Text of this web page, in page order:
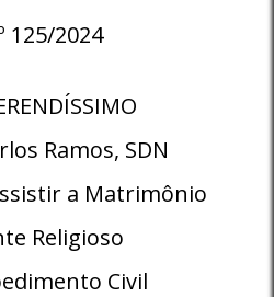
125/2024
Ramos, SDN
a Matrimônio
Religioso
Civil